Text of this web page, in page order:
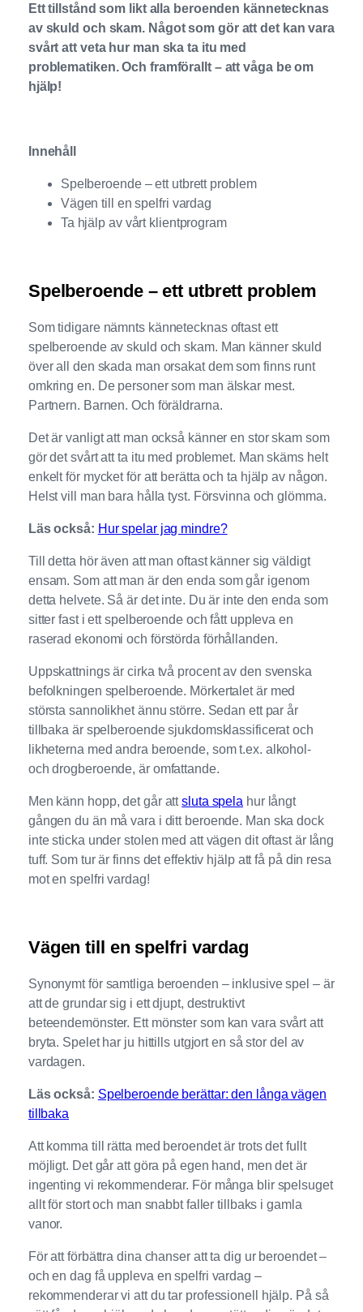
Ett tillstånd som likt alla beroenden kännetecknas
av skuld och skam. Något som gör att det kan vara
svårt att veta hur man ska ta itu med
problematiken. Och framförallt – att våga be om
hjälp!
Innehåll
Spelberoende – ett utbrett problem
Vägen till en spelfri vardag
Ta hjälp av vårt klientprogram
Spelberoende – ett utbrett problem
Som tidigare nämnts kännetecknas oftast ett
spelberoende av skuld och skam. Man känner skuld
över all den skada man orsakat dem som finns runt
omkring en. De personer som man älskar mest.
Partnern. Barnen. Och föräldrarna.
Det är vanligt att man också känner en stor skam som
gör det svårt att ta itu med problemet. Man skäms helt
enkelt för mycket för att berätta och ta hjälp av någon.
Helst vill man bara hålla tyst. Försvinna och glömma.
Läs också: Hur spelar jag mindre?
Till detta hör även att man oftast känner sig väldigt
ensam. Som att man är den enda som går igenom
detta helvete. Så är det inte. Du är inte den enda som
sitter fast i ett spelberoende och fått uppleva en
raserad ekonomi och förstörda förhållanden.
Uppskattnings är cirka två procent av den svenska
befolkningen spelberoende. Mörkertalet är med
största sannolikhet ännu större. Sedan ett par år
tillbaka är spelberoende sjukdomsklassificerat och
likheterna med andra beroende, som t.ex. alkohol-
och drogberoende, är omfattande.
Men känn hopp, det går attsluta spela hur långt
gången du än må vara i ditt beroende. Man ska dock
inte sticka under stolen med att vägen dit oftast är lång
tuff. Som tur är finns det effektiv hjälp att få på din resa
mot en spelfri vardag!
Vägen till en spelfri vardag
Synonymt för samtliga beroenden – inklusive spel – är
att de grundar sig i ett djupt, destruktivt
beteendemönster. Ett mönster som kan vara svårt att
bryta. Spelet har ju hittills utgjort en så stor del av
vardagen.
Läs också: Spelberoende berättar: den långa vägen
tillbaka
Att komma till rätta med beroendet är trots det fullt
möjligt. Det går att göra på egen hand, men det är
ingenting vi rekommenderar. För många blir spelsuget
allt för stort och man snabbt faller tillbaks i gamla
vanor.
För att förbättra dina chanser att ta dig ur beroendet –
och en dag få uppleva en spelfri vardag –
rekommenderar vi att du tar professionell hjälp. På så